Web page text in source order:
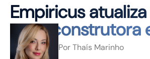
Empiricus
nova construtora
PorThaís Marinho